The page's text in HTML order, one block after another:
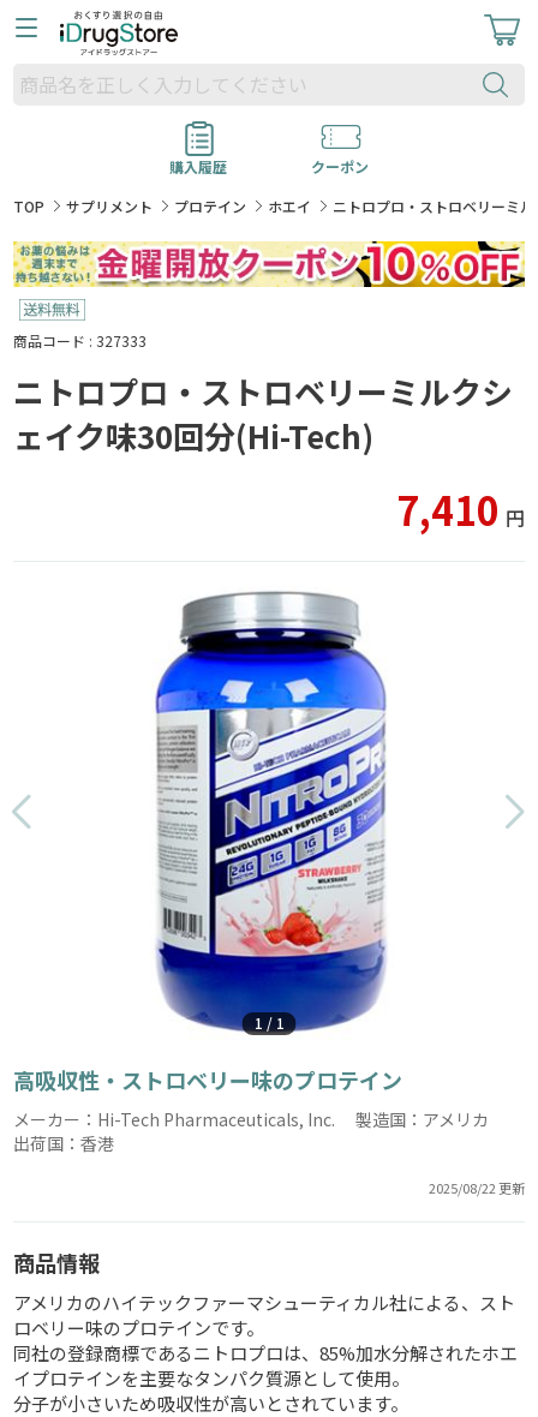
購入履歴
クーポン
TOP
サプリメント プロテイン ホエイ ニトロプロ・ストロベリーミ
商品コード : 327333
ニトロプロ・ストロベリーミルクシ
ェイク味30回分(Hi-Tech)
7,410 円
1 / 1
高吸収性・ストロベリー味のプロテイン
メーカー：Hi-Tech Pharmaceuticals, Inc. 製造国：アメリカ
出荷国：香港
2025/08/22 更新
商品情報
アメリカのハイテックファーマシューティカル社による、スト
ロベリー味のプロテインです。
同社の登録商標であるニトロプロは、85%加水分解されたホエ
イプロテインを主要なタンパク質源として使用。
分子が小さいため吸収性が高いとされています。